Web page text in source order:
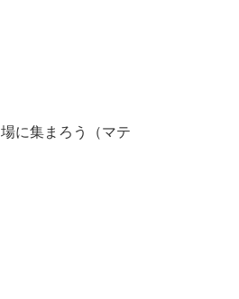
に集まろう（マテ